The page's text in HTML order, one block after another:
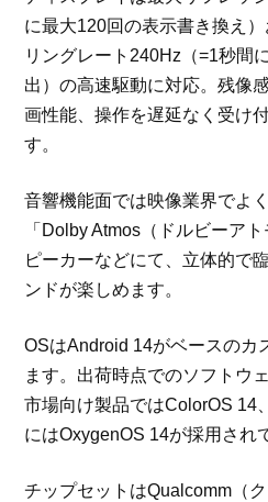
に最大120回の表示書き換え
リングレート240Hz（=1秒間
出）の高速駆動に対応。残像
画性能、操作を遅延なく受け
す。
音響機能面では映像業界でよ
「Dolby Atmos（ドルビーア
ピーカーなどにて、立体的で
ンドが楽しめます。
OSはAndroid 14がベースのカ
ます。出荷時点でのソフトウ
市場向け製品ではColorOS 14
にはOxygenOS 14が採用され
チップセットはQualcomm（